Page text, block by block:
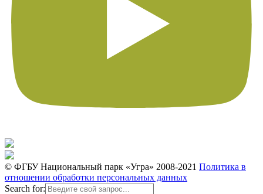
© ФГБУ Национальный парк «Угра» 2008-2021 Политика в
отношении обработки персональных данных
Search for: